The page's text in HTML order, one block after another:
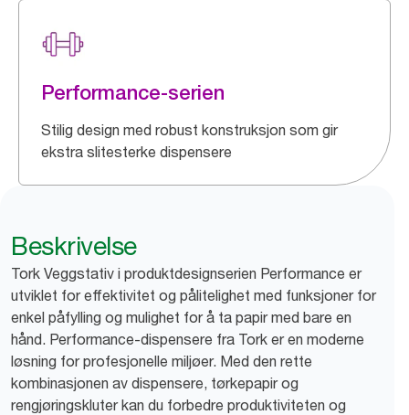
Performance-serien
Stilig design med robust konstruksjon som gir
ekstra slitesterke dispensere
Beskrivelse
Tork Veggstativ i produktdesignserien Performance er
utviklet for effektivitet og pålitelighet med funksjoner for
enkel påfylling og mulighet for å ta papir med bare en
hånd. Performance-dispensere fra Tork er en moderne
løsning for profesjonelle miljøer. Med den rette
kombinasjonen av dispensere, tørkepapir og
rengjøringskluter kan du forbedre produktiviteten og